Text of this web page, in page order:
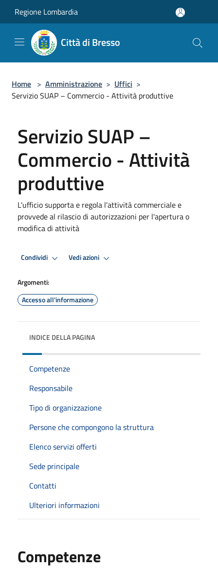
Regione Lombardia
Città di Bresso
Home > Amministrazione > Uffici >
Servizio SUAP – Commercio - Attività produttive
Servizio SUAP –
Commercio - Attività
produttive
L'ufficio supporta e regola l'attività commerciale e
provvede al rilascio di autorizzazioni per l'apertura o
modifica di attività
Condividi Vedi azioni
Argomenti:
Accesso all'informazione
INDICE DELLA PAGINA
Competenze
Responsabile
Tipo di organizzazione
Persone che compongono la struttura
Elenco servizi offerti
Sede principale
Contatti
Ulteriori informazioni
Competenze